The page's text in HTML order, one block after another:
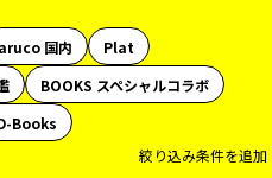
aruco 国内
Plat
BOOKS スペシャルコラボ
Books
絞り込み条件を追加